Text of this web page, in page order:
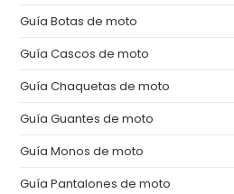
Guía Botas de moto
Guía Cascos de moto
Guía Chaquetas de moto
Guía Guantes de moto
Guía Monos de moto
Guía Pantalones de moto